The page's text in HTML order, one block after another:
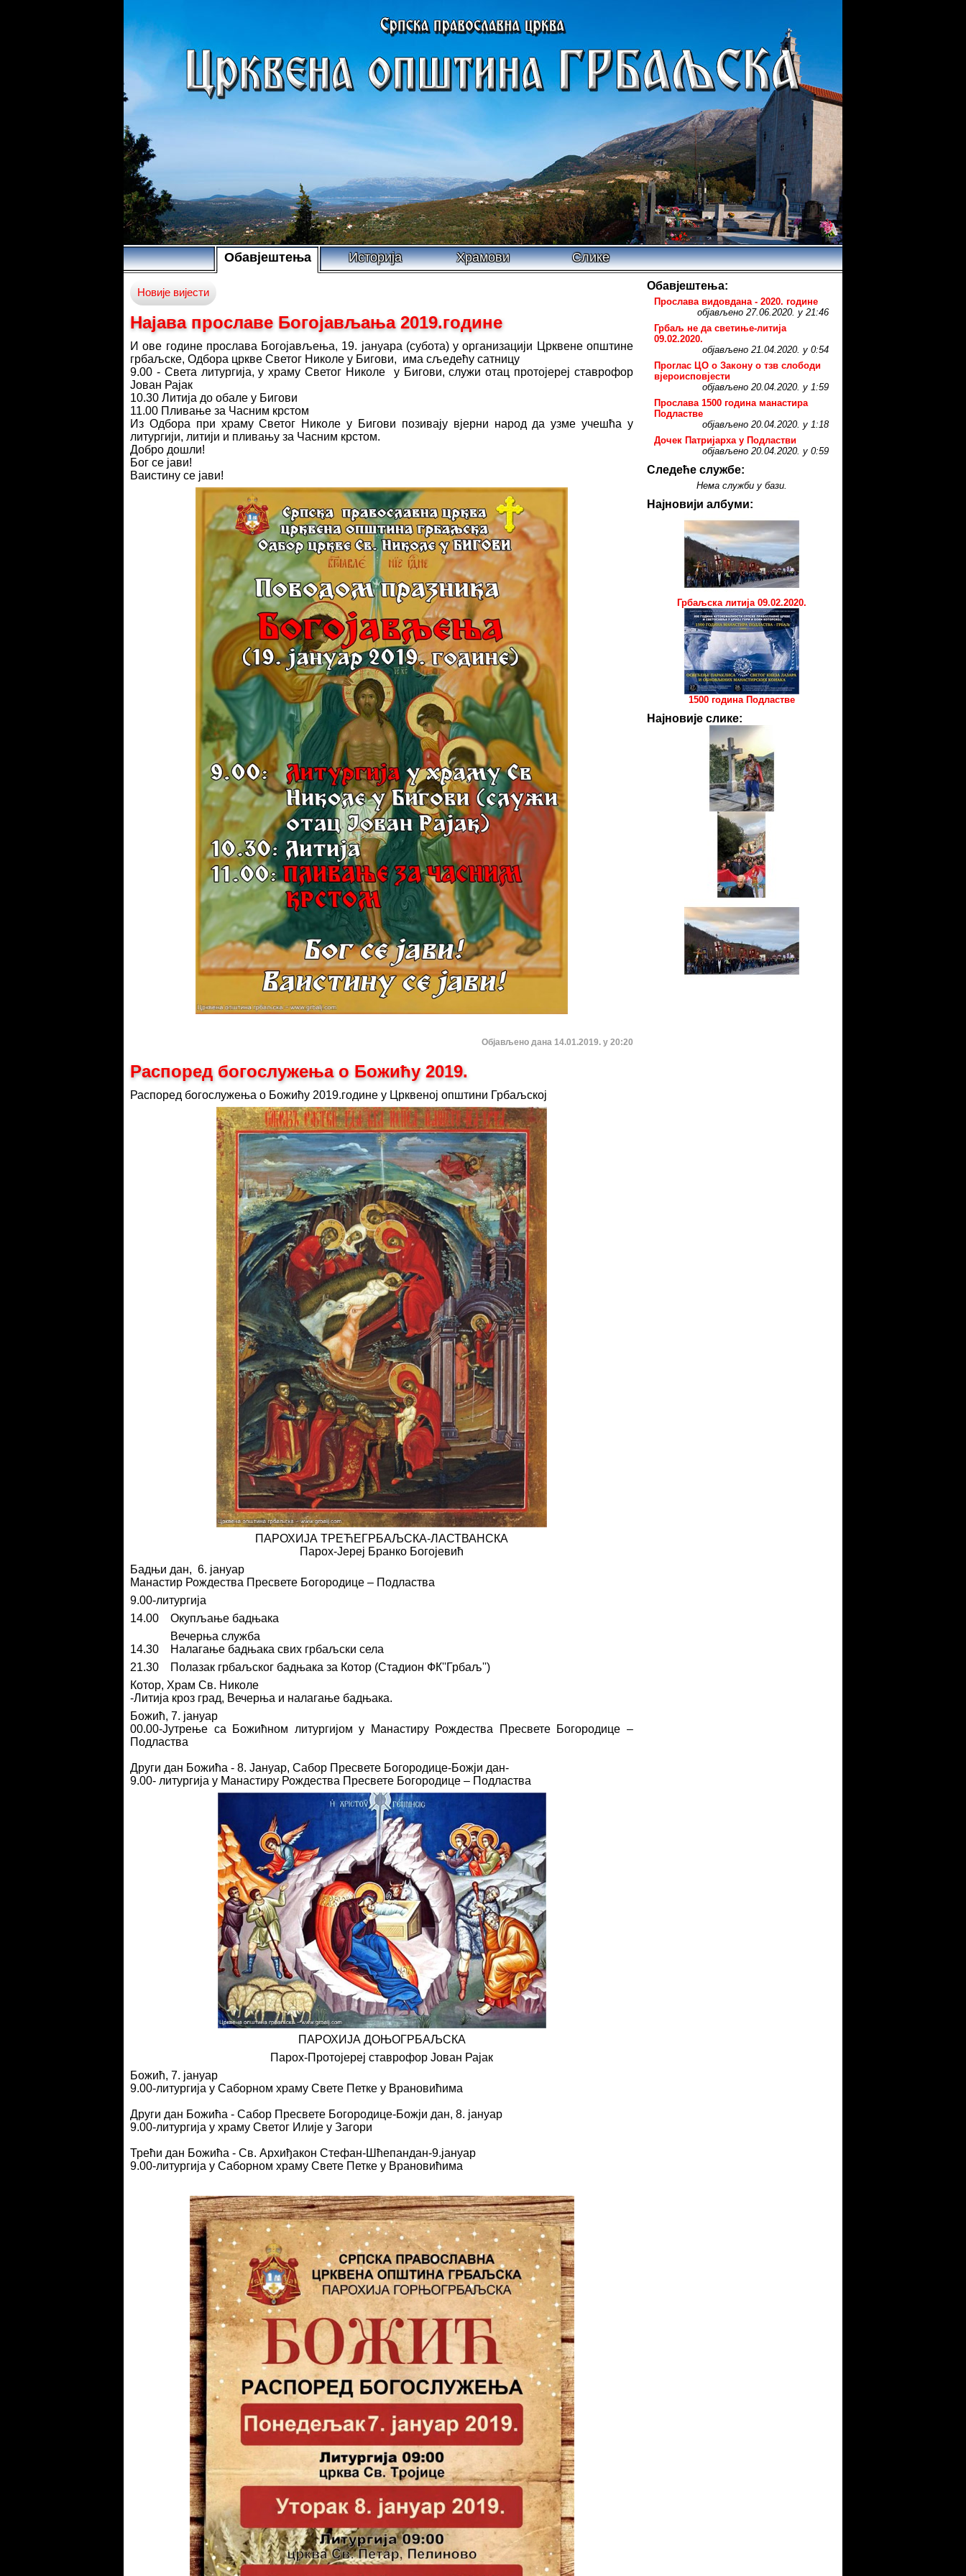
Обавјештења Историја Храмови Слике
Новије вијести
Најава прославе Богојављања 2019.године
И ове године прослава Богојављења, 19. јануара (субота) у организацији Црквене општине
грбаљске, Одбора цркве Светог Николе у Бигови, има сљедећу сатницу
9.00 - Света литургија, у храму Светог Николе у Бигови, служи отац протојереј ставрофор
Јован Рајак
10.30 Литија до обале у Бигови
11.00 Пливање за Часним крстом
Из Одбора при храму Светог Николе у Бигови позивају вјерни народ да узме учешћа у
литургији, литији и пливању за Часним крстом.
Добро дошли!
Бог се јави!
Ваистину се јави!
Објављено дана 14.01.2019. у 20:20
Распоред богослужења о Божићу 2019.
Распоред богослужења о Божићу 2019.године у Црквеној општини Грбаљској
ПАРОХИЈА ТРЕЋЕГРБАЉСКА-ЛАСТВАНСКА
Парох-Јереј Бранко Богојевић
Бадњи дан, 6. јануар
Манастир Рождества Пресвете Богородице – Подластва
9.00-литургија
14.00 Окупљање бадњака
Вечeрња служба
14.30 Налагање бадњака свих грбаљски села
21.30 Полазак грбаљског бадњака за Котор (Стадион ФК''Грбаљ'')
Котор, Храм Св. Николе
-Литија кроз град, Вечерња и налагање бадњака.
Божић, 7. јануар
00.00-Јутрење са Божићном литургијом у Манастиру Рождества Пресвете Богородице –
Подластва
Други дан Божића - 8. Јануар, Сабор Пресвете Богородице-Божји дан-
9.00- литургија у Манастиру Рождества Пресвете Богородице – Подластва
ПАРОХИЈА ДОЊОГРБАЉСКА
Парох-Протојереј ставрофор Јован Рајак
Божић, 7. јануар
9.00-литургија у Саборном храму Свете Петке у Врановићима
Други дан Божића - Сабор Пресвете Богородице-Божји дан, 8. јануар
9.00-литургија у храму Светог Илије у Загори
Трећи дан Божића - Св. Архиђакон Стефан-Шћепандан-9.јануар
9.00-литургија у Саборном храму Свете Петке у Врановићима
Обавјештења:
Прослава видовдана - 2020. године
објављено 27.06.2020. у 21:46
Грбаљ не да светиње-литија
09.02.2020.
објављено 21.04.2020. у 0:54
Проглас ЦО о Закону о тзв слободи
вјероисповјести
објављено 20.04.2020. у 1:59
Прослава 1500 година манастира
Подластве
објављено 20.04.2020. у 1:18
Дочек Патријарха у Подластви
објављено 20.04.2020. у 0:59
Следеће службе:
Нема служби у бази.
Најновији албуми:
Грбаљска литија 09.02.2020.
1500 година Подластве
Најновије слике: